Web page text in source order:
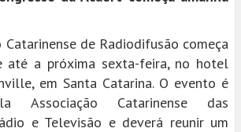
Catarinense de Radiodifusão começa
até a próxima sexta-feira, no hotel
em Santa Catarina. O evento é
Associação Catarinense das
e Televisão e deverá reunir um